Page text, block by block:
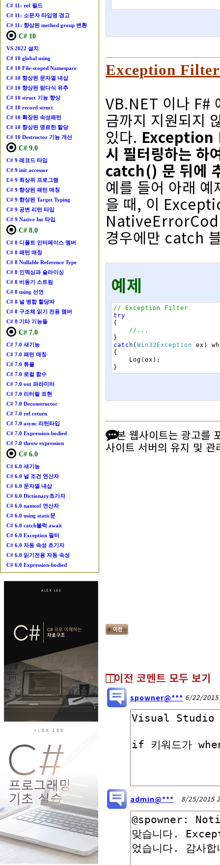
C# 11: ref 필드
C# 11: 소문자 타입명 경고
C# 11: 향상된 method group 변환
C# 10
VS 2022 설치
C# 10 global using
C# 10 File-scoped Namespace
C# 10 향상된 문자열 내삽
C# 10 향상된 람다식 유추
C# 10 struct 기능 향상
C# 10 record struct
C# 10 확장된 속성패턴
C# 10 향상된 명료한 할당
C# 10 Destructor 기능 개선
C# 9.0
C# 9 레코드 타입
C# 9 init accessor
C# 9 최상위 프로그램
C# 9 향상된 패턴 매칭
C# 9 향상된 Target Typing
C# 9 공변 리턴 타입
C# 9 Native Int 타입
C# 8.0
C# 8 디폴트 인터페이스 멤버
C# 8 패턴 매칭
C# 8 Nullable Reference Type
C# 8 인덱싱과 슬라이싱
C# 8 비동기 스트림
C# 8 using 선언
C# 8 널 병합 할당자
C# 8 구조체 읽기 전용 멤버
C# 8 기타 기능들
C# 7.0
C# 7.0 새기능
C# 7.0 패턴 매칭
C# 7.0 튜플
C# 7.0 로컬 함수
C# 7.0 out 파라미터
C# 7.0 리터럴 표현
C# 7.0 Deconstructor
C# 7.0 ref return
C# 7.0 async 리턴타입
C# 7.0 Expression-bodied
C# 7.0 throw expression
C# 6.0
C# 6.0 새기능
C# 6.0 널 조건 연산자
C# 6.0 문자열 내삽
C# 6.0 Dictionary초기자
C# 6.0 nameof 연산자
C# 6.0 using static문
C# 6.0 catch블럭 await
C# 6.0 Exception 필터
C# 6.0 자동 속성 초기자
C# 6.0 읽기전용 자동 속성
C# 6.0 Expression-bodied
Exception
VB.NET 이나 F#
금까지 지원되지
있다. Exception
시 필터링하는
catch() 문 뒤에
예를 들어 아래
을 때, 이
경우에만 catch
예제
// Exception Filter
try
{
//...
}
catch ( Win32Exception ex )
{
Log ( ex ) ;
}
본 웹사이트는 광고를
사이트 서버의 유지 및
이전 코멘트 모두 보기
spowner@*** 6/22/
admin@*** 8/25/2015